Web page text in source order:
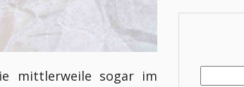
mittlerweile sogar im